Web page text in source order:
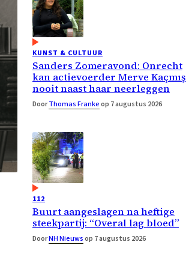
KUNST & CULTUUR
Sanders Zomeravond: Onrecht
kan actievoerder Merve Kaçmış
nooit naast haar neerleggen
DoorThomas Frankeop 7 augustus 2026
112
Buurt aangeslagen na heftige
steekpartij: “Overal lag bloed”
DoorNH Nieuwsop 7 augustus 2026